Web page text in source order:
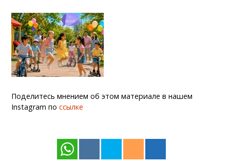
Поделитесь мнением об этом материале в нашем
Instagram поссылке